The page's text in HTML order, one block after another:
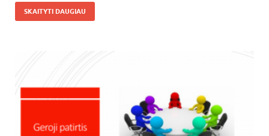
SKAITYTI DAUGIAU